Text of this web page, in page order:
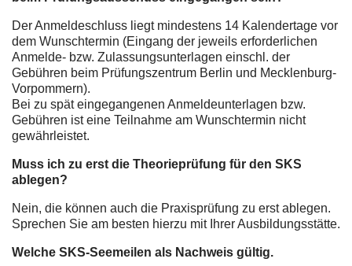
Der Anmeldeschluss liegt mindestens 14 Kalendertage vor
dem Wunschtermin (Eingang der jeweils erforderlichen
Anmelde- bzw. Zulassungsunterlagen einschl. der
Gebühren beim Prüfungszentrum Berlin und Mecklenburg-
Vorpommern).
Bei zu spät eingegangenen Anmeldeunterlagen bzw.
Gebühren ist eine Teilnahme am Wunschtermin nicht
gewährleistet.
Muss ich zu erst die Theorieprüfung für den SKS
ablegen?
Nein, die können auch die Praxisprüfung zu erst ablegen.
Sprechen Sie am besten hierzu mit Ihrer Ausbildungsstätte.
Welche SKS-Seemeilen als Nachweis gültig.